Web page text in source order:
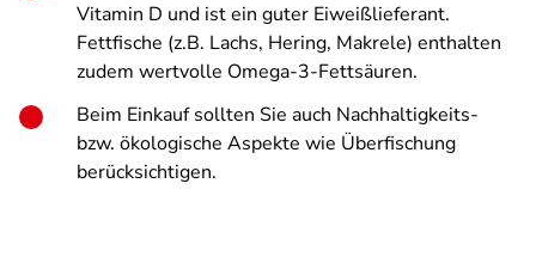
Vitamin D und ist ein guter Eiweißlieferant.
Fettfische (z.B. Lachs, Hering, Makrele) enthalten
zudem wertvolle Omega-3-Fettsäuren.
Beim Einkauf sollten Sie auch Nachhaltigkeits-
bzw. ökologische Aspekte wie Überfischung
berücksichtigen.